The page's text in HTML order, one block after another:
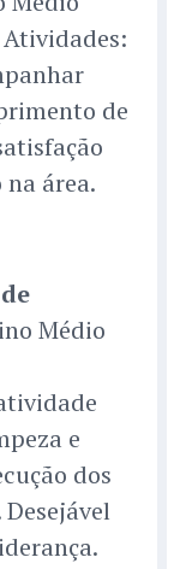
de
na área.
Médio
e
dos